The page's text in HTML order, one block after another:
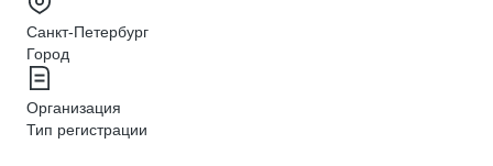
Санкт-Петербург
Город
Организация
Тип регистрации